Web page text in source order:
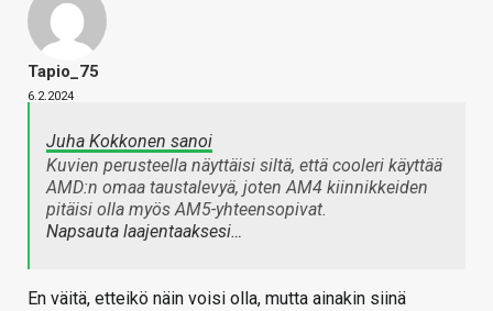
Tapio_75
6.2.2024
Juha Kokkonen sanoi
Kuvien perusteella näyttäisi siltä, että cooleri käyttää
AMD:n omaa taustalevyä, joten AM4 kiinnikkeiden
pitäisi olla myös AM5-yhteensopivat.
Napsauta laajentaaksesi…
En väitä, etteikö näin voisi olla, mutta ainakin siinä